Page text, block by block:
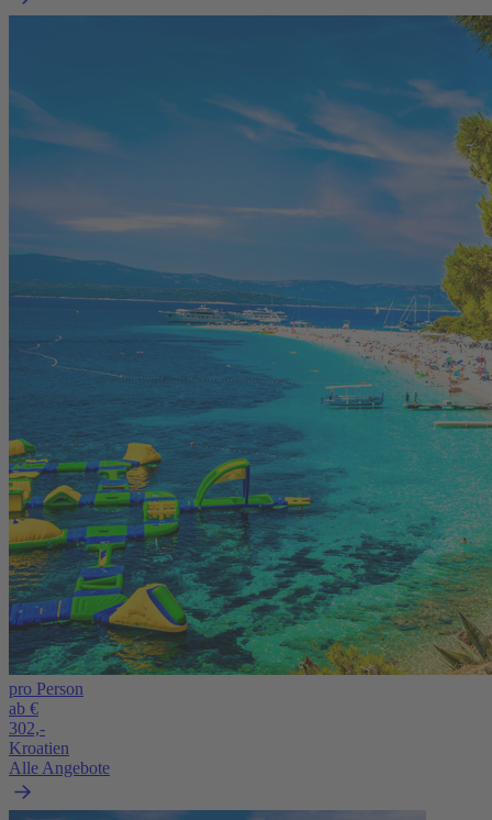
pro Person
ab €
302,-
Kroatien
Alle Angebote